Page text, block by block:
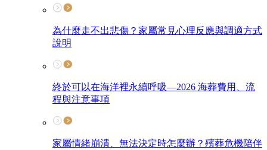
為什麼走不出悲傷？家屬常見心理反應與調適方式
說明
終於可以在海洋裡永續呼吸—2026 海葬費用、流
程與注意事項
家屬情緒崩潰、無法決定時怎麼辦？殯葬危機陪伴